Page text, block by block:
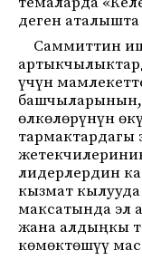
деген аталышта
Саммиттин
үчүн
өлкөлөрүнүн
лидерлердин
кызмат
максатында эл
жана алдыңкы
көмөктөшүү